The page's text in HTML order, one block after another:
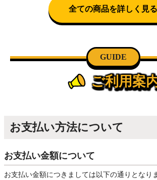
全ての商品を詳しく見る
GUIDE
ご利用案
お支払い方法について
お支払い金額について
お支払い金額につきましては以下の通りとなり